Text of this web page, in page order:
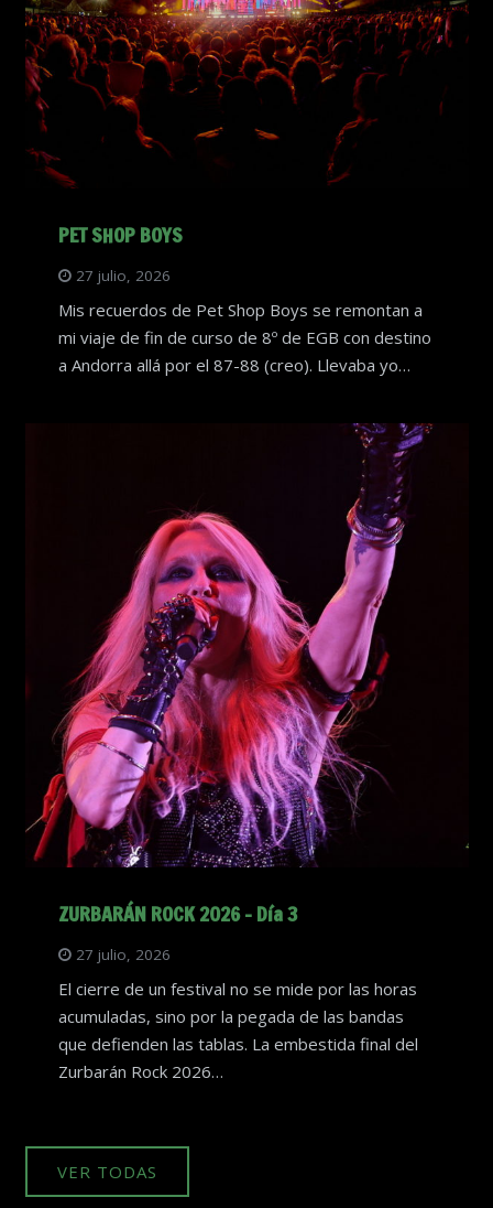
PET SHOP BOYS
27 julio, 2026
Mis recuerdos de Pet Shop Boys se remontan a
mi viaje de fin de curso de 8º de EGB con destino
a Andorra allá por el 87-88 (creo). Llevaba yo…
ZURBARÁN ROCK 2026 – Día 3
27 julio, 2026
El cierre de un festival no se mide por las horas
acumuladas, sino por la pegada de las bandas
que defienden las tablas. La embestida final del
Zurbarán Rock 2026…
VER TODAS